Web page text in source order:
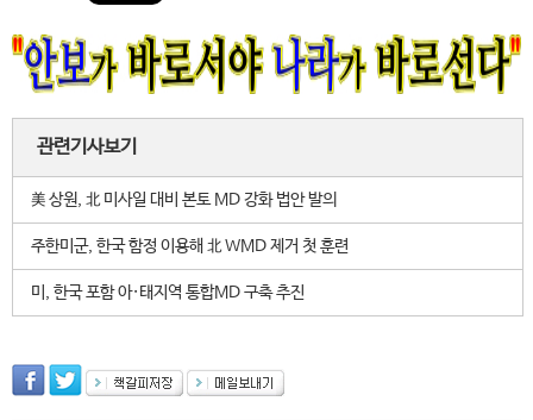
관련기사보기
美 상원, 北 미사일 대비 본토 MD 강화 법안 발의
주한미군, 한국 함정 이용해 北 WMD 제거 첫 훈련
미, 한국 포함 아·태지역 통합MD 구축 추진